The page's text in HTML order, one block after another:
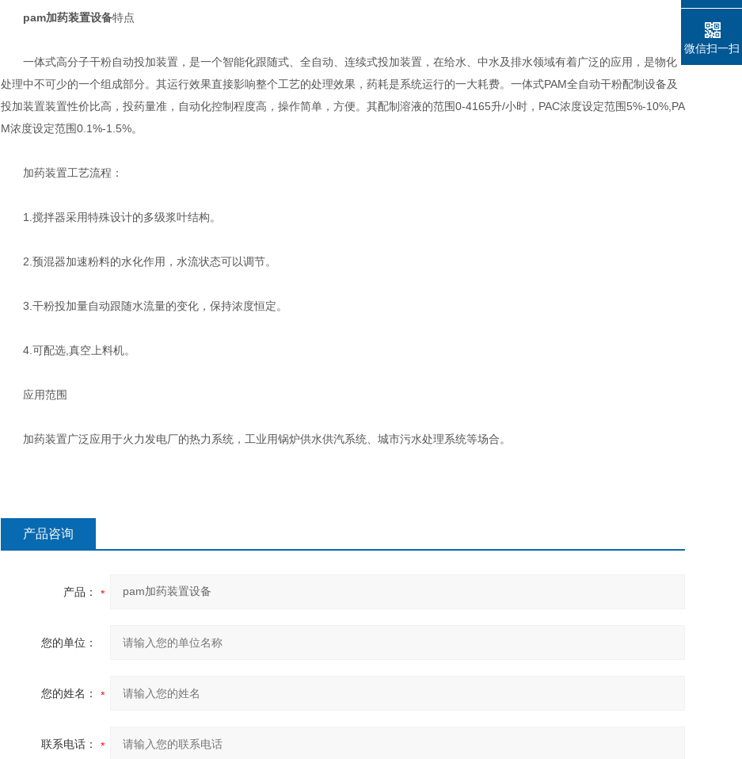
pam加药装置设备特点
一体式高分子干粉自动投加装置，是一个智能化跟随式、全自动、连续式投加装置，在给水、中水及排水领域有着广泛的应用，是物化
处理中不可少的一个组成部分。其运行效果直接影响整个工艺的处理效果，药耗是系统运行的一大耗费。一体式PAM全自动干粉配制设备及
投加装置装置性价比高，投药量准，自动化控制程度高，操作简单，方便。其配制溶液的范围0-4165升/小时，PAC浓度设定范围5%-10%,PA
M浓度设定范围0.1%-1.5%。
加药装置工艺流程：
1.搅拌器采用特殊设计的多级浆叶结构。
2.预混器加速粉料的水化作用，水流状态可以调节。
3.干粉投加量自动跟随水流量的变化，保持浓度恒定。
4.可配选,真空上料机。
应用范围
加药装置广泛应用于火力发电厂的热力系统，工业用锅炉供水供汽系统、城市污水处理系统等场合。
产品咨询
产品：
您的单位：
您的姓名：
联系电话：
微信扫一扫